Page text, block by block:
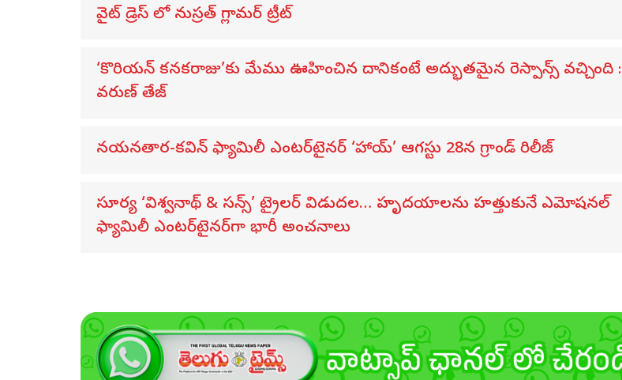
వైట్ డ్రెస్ లో నుస్ర‌త్ గ్లామ‌ర్ ట్రీట్
‘కొరియన్ కనకరాజు’కు మేము ఊహించిన దానికంటే అద్భుతమైన రెస్పాన్స్ వచ్చింది :
వరుణ్ తేజ్
నయనతార-కవిన్ ఫ్యామిలీ ఎంటర్‌టైనర్ ‘హాయ్’ ఆగస్టు 28న గ్రాండ్ రిలీజ్
సూర్య ‘విశ్వనాథ్ & సన్స్’ ట్రైలర్ విడుదల… హృదయాలను హత్తుకునే ఎమోషనల్
ఫ్యామిలీ ఎంటర్‌టైనర్‌గా భారీ అంచనాలు